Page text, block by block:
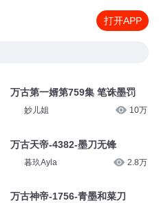
打开APP
万古第一婿第759集 笔诛墨罚
妙儿姐 10万
万古天帝-4382-墨刀无锋
暮玖Ayla 2.8万
万古神帝-1756-青墨和菜刀